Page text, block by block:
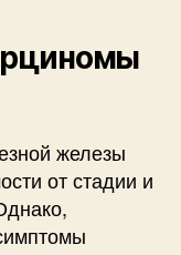
железы
от стадии и